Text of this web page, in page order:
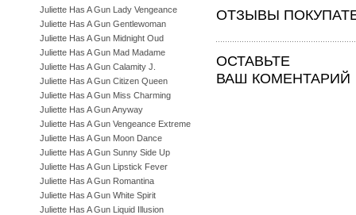
ОТЗЫВЫ
ОСТАВЬТЕ
ВАШ КОМЕНТАРИЙ
Juliette Has A Gun Lady Vengeance
Juliette Has A Gun Gentlewoman
Juliette Has A Gun Midnight Oud
Juliette Has A Gun Mad Madame
Juliette Has A Gun Calamity J.
Juliette Has A Gun Citizen Queen
Juliette Has A Gun Miss Charming
Juliette Has A Gun Anyway
Juliette Has A Gun Vengeance Extreme
Juliette Has A Gun Moon Dance
Juliette Has A Gun Sunny Side Up
Juliette Has A Gun Lipstick Fever
Juliette Has A Gun Romantina
Juliette Has A Gun White Spirit
Juliette Has A Gun Liquid Illusion